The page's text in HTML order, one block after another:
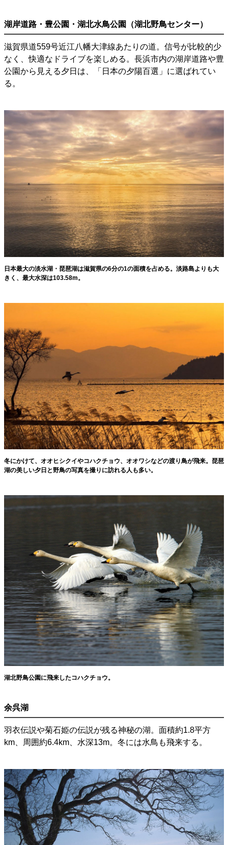
湖岸道路・豊公園・湖北水鳥公園（湖北野鳥センター）
滋賀県道559号近江八幡大津線あたりの道。信号が比較的少
なく、快適なドライブを楽しめる。長浜市内の湖岸道路や豊
公園から見える夕日は、「日本の夕陽百選」に選ばれてい
る。
日本最大の淡水湖・琵琶湖は滋賀県の6分の1の面積を占める。淡路島よりも大
きく、最大水深は103.58m。
冬にかけて、オオヒシクイやコハクチョウ、オオワシなどの渡り鳥が飛来。琵琶
湖の美しい夕日と野鳥の写真を撮りに訪れる人も多い。
湖北野鳥公園に飛来したコハクチョウ。
余呉湖
羽衣伝説や菊石姫の伝説が残る神秘の湖。面積約1.8平方
km、周囲約6.4km、水深13m。冬には水鳥も飛来する。